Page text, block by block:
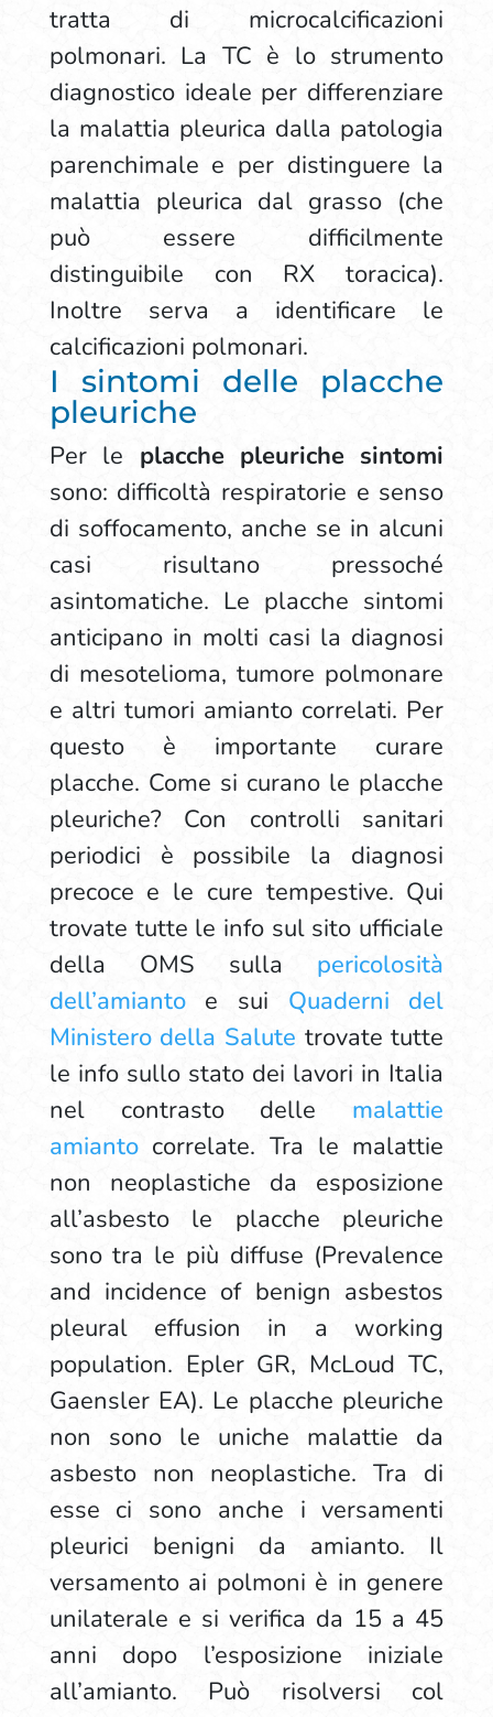
tratta di microcalcificazioni
polmonari. La TC è lo strumento
diagnostico ideale per differenziare
la malattia pleurica dalla patologia
parenchimale e per distinguere la
malattia pleurica dal grasso (che
può essere difficilmente
distinguibile con RX toracica).
Inoltre serva a identificare le
calcificazioni polmonari.
I sintomi delle placche
pleuriche
Per le placche pleuriche sintomi
sono: difficoltà respiratorie e senso
di soffocamento, anche se in alcuni
casi risultano pressoché
asintomatiche. Le placche sintomi
anticipano in molti casi la diagnosi
di mesotelioma, tumore polmonare
e altri tumori amianto correlati. Per
questo è importante curare
placche. Come si curano le placche
pleuriche? Con controlli sanitari
periodici è possibile la diagnosi
precoce e le cure tempestive. Qui
trovate tutte le info sul sito ufficiale
della OMS sulla pericolosità
dell’amianto e sui Quaderni del
Ministero della Salute trovate tutte
le info sullo stato dei lavori in Italia
nel contrasto delle malattie
amiantocorrelate. Tra le malattie
non neoplastiche da esposizione
all’asbesto le placche pleuriche
sono tra le più diffuse (Prevalence
and incidence of benign asbestos
pleural effusion in a working
population. Epler GR, McLoud TC,
Gaensler EA). Le placche pleuriche
non sono le uniche malattie da
asbesto non neoplastiche. Tra di
esse ci sono anche i versamenti
pleurici benigni da amianto. Il
versamento ai polmoni è in genere
unilaterale e si verifica da 15 a 45
anni dopo l’esposizione iniziale
all’amianto. Può risolversi col